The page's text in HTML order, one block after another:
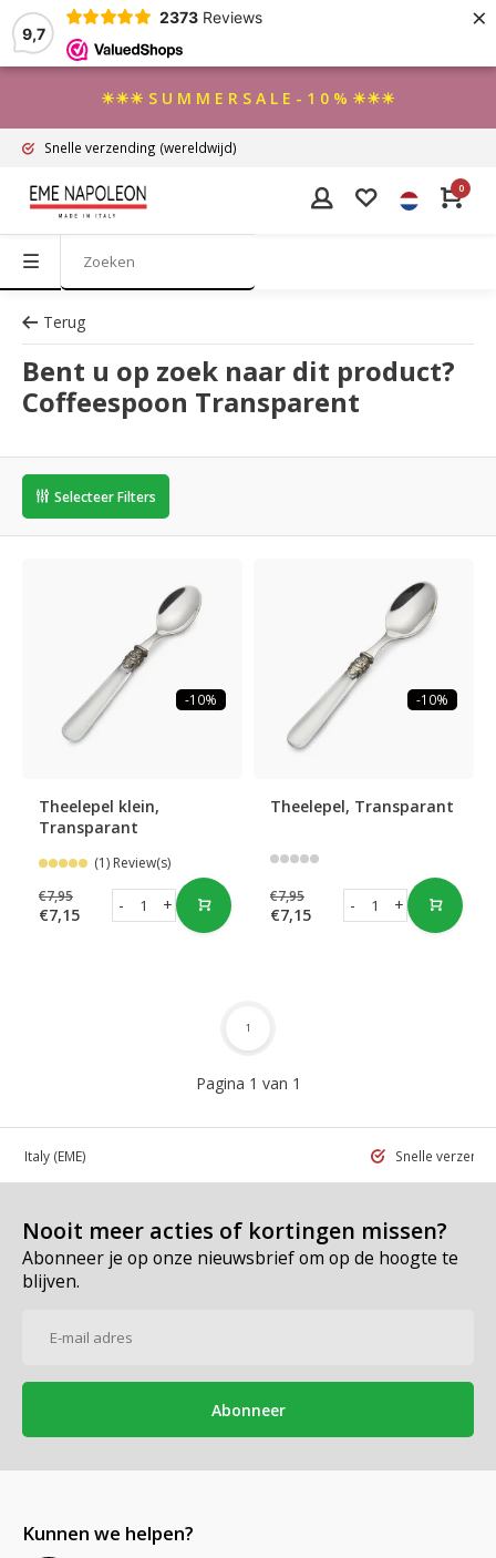
9,7
2373 Reviews ×
☀☀☀ S U M M E R S A L E - 1 0 % ☀☀☀
Snelle verzending (wereldwijd)
0
Terug
Bent u op zoek naar dit product?
Coffeespoon Transparent
Selecteer Filters
-10%
Theelepel klein,
Transparant
(1) Review(s)
€7,95
€7,15 +
-
-10%
Theelepel, Transparant
€7,95
€7,15 +
-
Pagina 1 van 1
1
in Italy (EME) Snelle
Nooit meer acties of kortingen missen?
Abonneer je op onze nieuwsbrief om op de hoogte te
blijven.
Abonneer
Kunnen we helpen?